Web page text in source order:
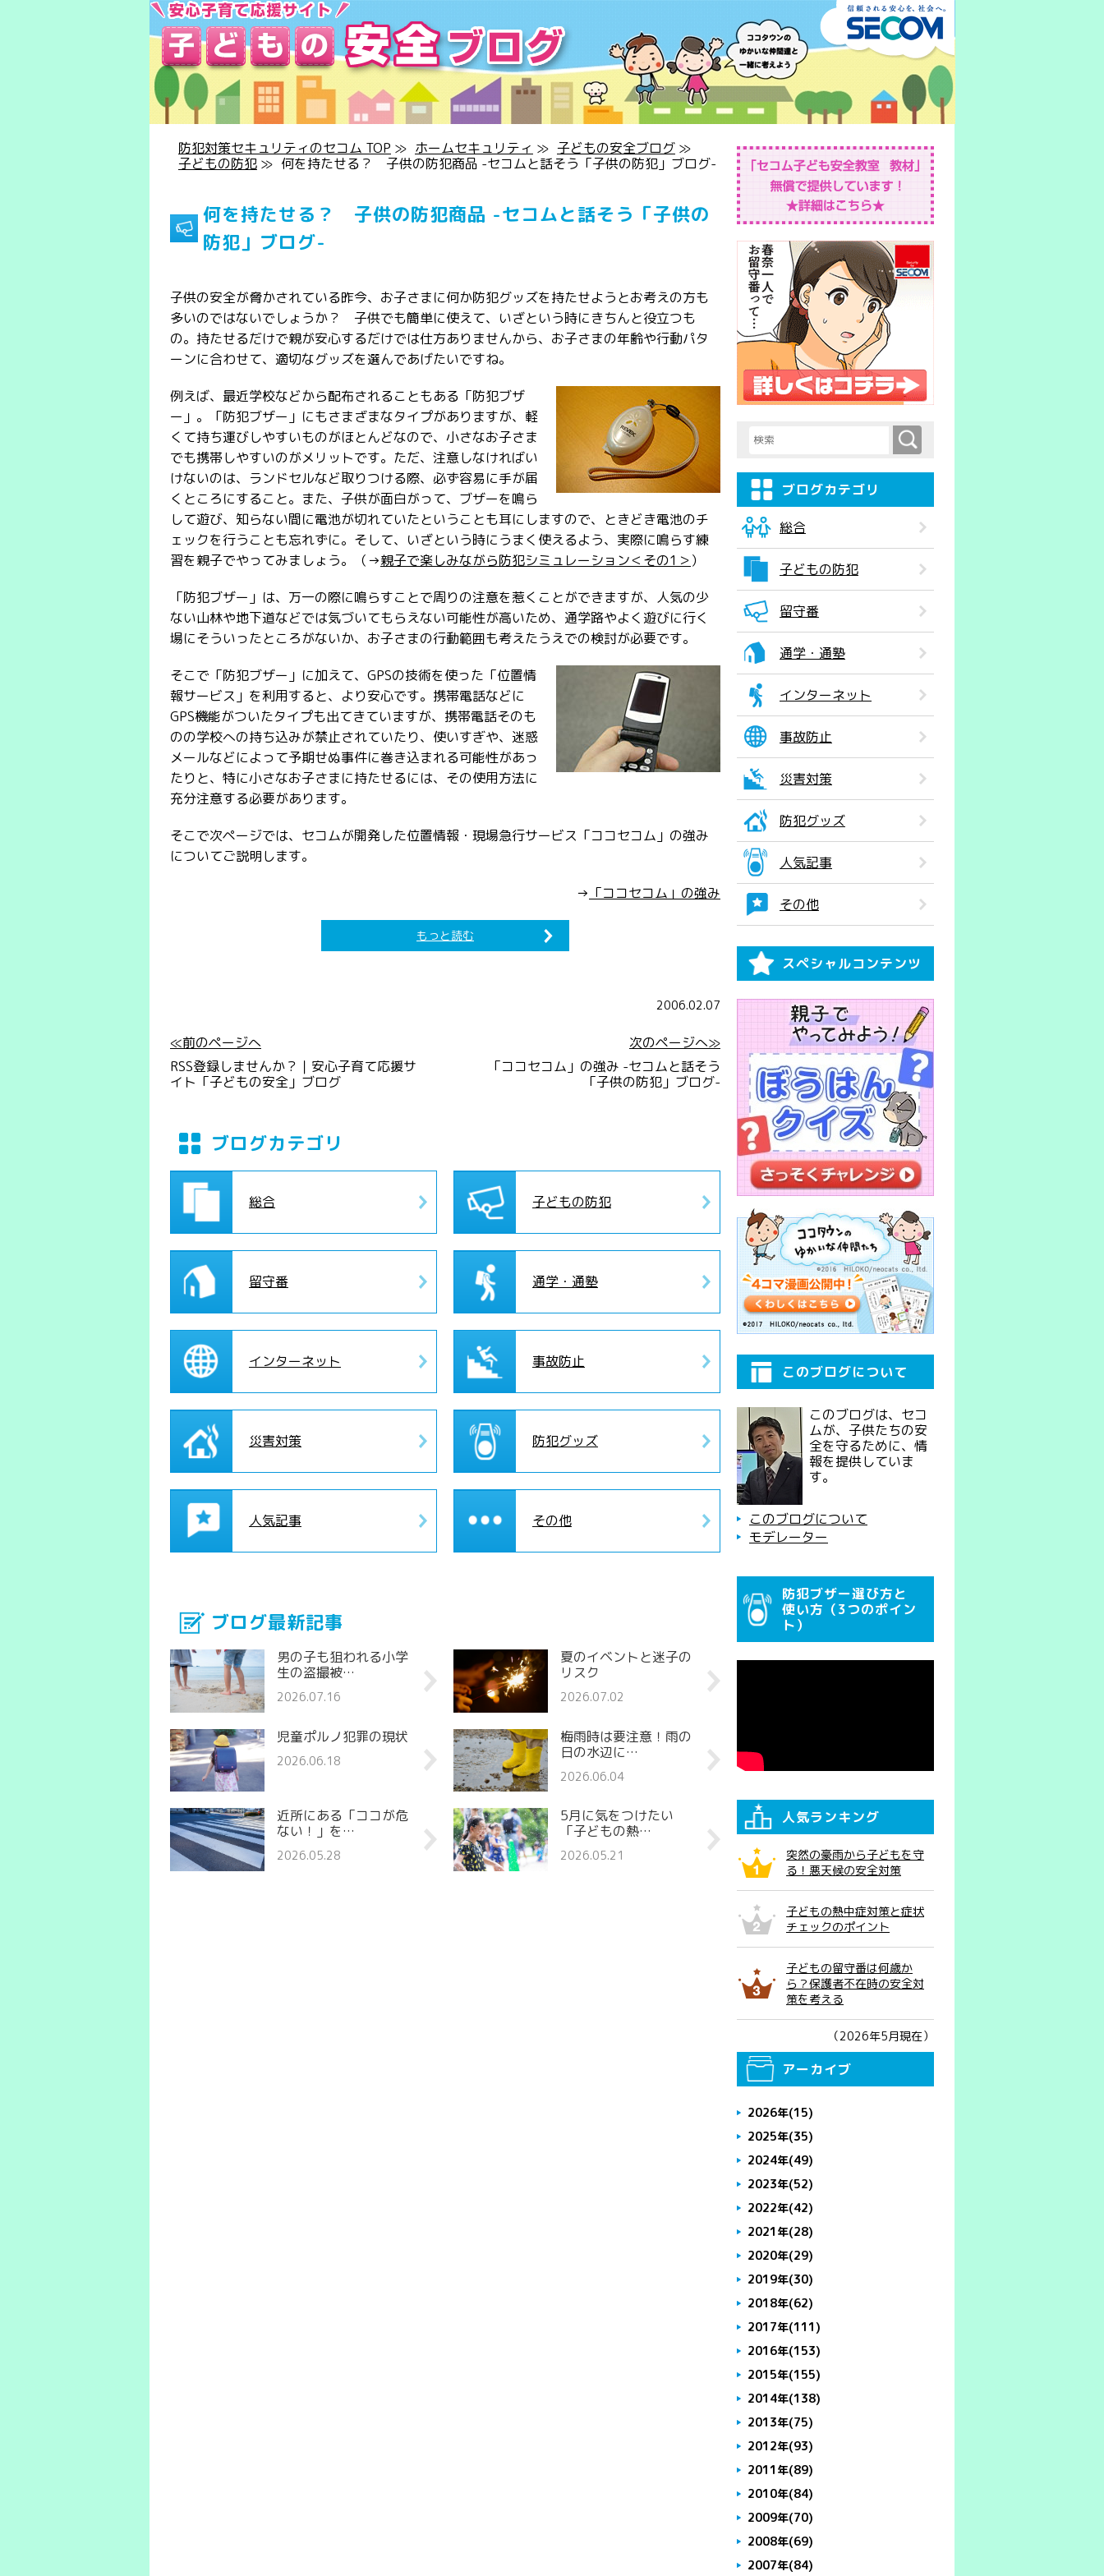
防犯対策セキュリティのセコム TOP ≫ ホームセキュリティ ≫ 子どもの安全ブログ ≫
子どもの防犯 ≫ 何を持たせる？ 子供の防犯商品 -セコムと話そう「子供の防犯」ブログ-
何を持たせる？ 子供の防犯商品 -セコムと話そう「子供の
防犯」ブログ-
子供の安全が脅かされている昨今、お子さまに何か防犯グッズを持たせようとお考えの方も
多いのではないでしょうか？ 子供でも簡単に使えて、いざという時にきちんと役立つも
の。持たせるだけで親が安心するだけでは仕方ありませんから、お子さまの年齢や行動パタ
ーンに合わせて、適切なグッズを選んであげたいですね。
例えば、最近学校などから配布されることもある「防犯ブザ
ー」。「防犯ブザー」にもさまざまなタイプがありますが、軽
くて持ち運びしやすいものがほとんどなので、小さなお子さま
でも携帯しやすいのがメリットです。ただ、注意しなければい
けないのは、ランドセルなど取りつける際、必ず容易に手が届
くところにすること。また、子供が面白がって、ブザーを鳴ら
して遊び、知らない間に電池が切れていたということも耳にしますので、ときどき電池のチ
ェックを行うことも忘れずに。そして、いざという時にうまく使えるよう、実際に鳴らす練
習を親子でやってみましょう。（→親子で楽しみながら防犯シミュレーション＜その1＞）
「防犯ブザー」は、万一の際に鳴らすことで周りの注意を惹くことができますが、人気の少
ない山林や地下道などでは気づいてもらえない可能性が高いため、通学路やよく遊びに行く
場にそういったところがないか、お子さまの行動範囲も考えたうえでの検討が必要です。
そこで「防犯ブザー」に加えて、GPSの技術を使った「位置情
報サービス」を利用すると、より安心です。携帯電話などに
GPS機能がついたタイプも出てきていますが、携帯電話そのも
のの学校への持ち込みが禁止されていたり、使いすぎや、迷惑
メールなどによって予期せぬ事件に巻き込まれる可能性があっ
たりと、特に小さなお子さまに持たせるには、その使用方法に
充分注意する必要があります。
そこで次ページでは、セコムが開発した位置情報・現場急行サービス「ココセコム」の強み
についてご説明します。
→ 「ココセコム」の強み
もっと読む
2006.02.07
≪前のページへ
次のページへ≫
RSS登録しませんか？｜安心子育て応援サ
イト「子どもの安全」ブログ
「ココセコム」の強み -セコムと話そう
「子供の防犯」ブログ-
ブログカテゴリ
総合 子どもの防犯
留守番 通学・通塾
インターネット 事故防止
災害対策 防犯グッズ
人気記事 その他
ブログ最新記事
男の子も狙われる小学
生の盗撮被…
2026.07.16
夏のイベントと迷子の
リスク
2026.07.02
児童ポルノ犯罪の現状
2026.06.18
梅雨時は要注意！雨の
日の水辺に…
2026.06.04
近所にある「ココが危
ない！」を…
2026.05.28
5月に気をつけたい
「子どもの熱…
2026.05.21
検索キーワード入力 検索
ブログカテゴリ
総合
子どもの防犯
留守番
通学・通塾
インターネット
事故防止
災害対策
防犯グッズ
人気記事
その他
スペシャルコンテンツ
このブログについて
このブログは、セコ
ムが、子供たちの安
全を守るために、情
報を提供していま
す。
このブログについて
モデレーター
防犯ブザー選び方と
使い方（3つのポイン
ト）
人気ランキング
突然の豪雨から子どもを守
る！悪天候の安全対策
子どもの熱中症対策と症状
チェックのポイント
子どもの留守番は何歳か
ら？保護者不在時の安全対
策を考える
（2026年5月現在）
アーカイブ
2026年(15)
2025年(35)
2024年(49)
2023年(52)
2022年(42)
2021年(28)
2020年(29)
2019年(30)
2018年(62)
2017年(111)
2016年(153)
2015年(155)
2014年(138)
2013年(75)
2012年(93)
2011年(89)
2010年(84)
2009年(70)
2008年(69)
2007年(84)